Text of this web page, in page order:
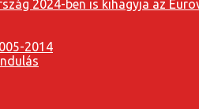
2024-ben is kihagyja az
2014